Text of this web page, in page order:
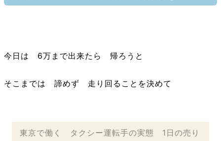
今日は 6万まで出来たら 帰ろうと
そこまでは 諦めず 走り回ることを決めて
東京で働く タクシー運転手の実態 1日の売り